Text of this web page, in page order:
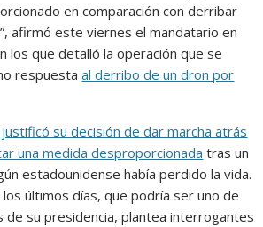
en comparación con derribar
afirmó este viernes el mandatario en
los que detalló la operación que se
respuestaal derribo de un dron por
su decisión de dar marcha atrás
una medida desproporcionada tras un
estadounidense había perdido la vida.
últimos días, que podría ser uno de
de su presidencia, plantea interrogantes